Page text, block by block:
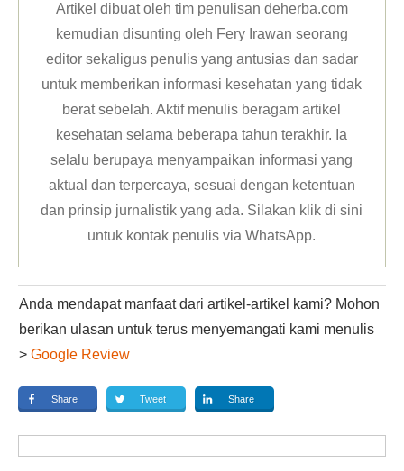
Artikel dibuat oleh tim penulisan deherba.com
kemudian disunting oleh Fery Irawan seorang
editor sekaligus penulis yang antusias dan sadar
untuk memberikan informasi kesehatan yang tidak
berat sebelah. Aktif menulis beragam artikel
kesehatan selama beberapa tahun terakhir. Ia
selalu berupaya menyampaikan informasi yang
aktual dan terpercaya, sesuai dengan ketentuan
dan prinsip jurnalistik yang ada. Silakan klikdi sini
untuk kontak penulis via WhatsApp.
Anda mendapat manfaat dari artikel-artikel kami? Mohon
berikan ulasan untuk terus menyemangati kami menulis
> Google Review
Share Tweet Share